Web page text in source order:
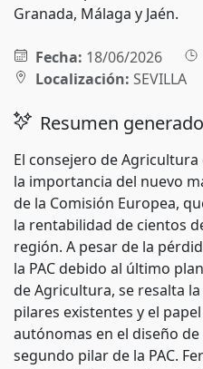
Granada, Málaga y Jaén.
Fecha: 18/06/2026
Localización: SEVILLA
Resumen
El consejero de
la importancia del nuevo
de la Comisión Europea,
la rentabilidad de cientos
región. A pesar de la
la PAC debido al último
de Agricultura, se resalta
pilares existentes y el
autónomas en el diseño
segundo pilar de la PAC.